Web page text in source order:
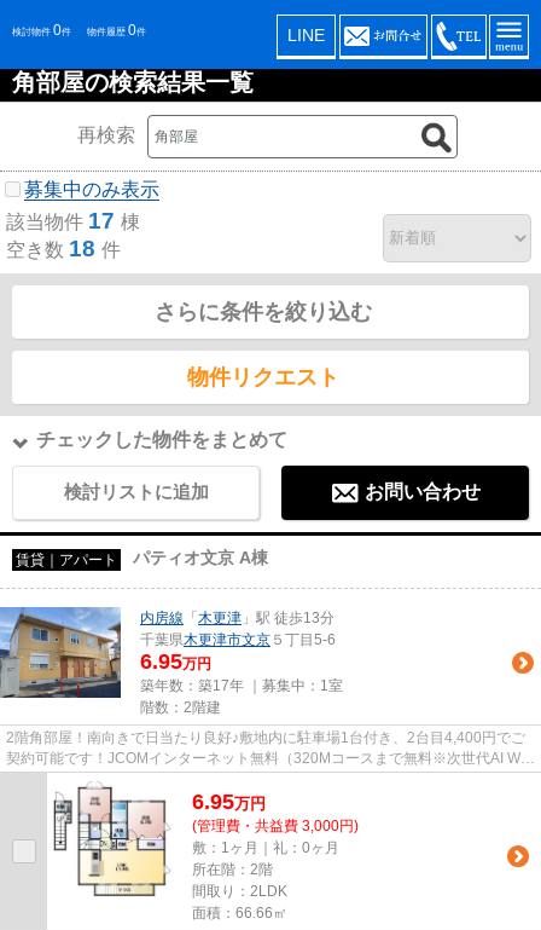
検討物件 0件 物件履歴 0件 LINE
角部屋の検索結果一覧
再検索
募集中のみ表示
該当物件 17 棟
空き数 18 件
さらに条件を絞り込む
物件リクエスト
チェックした物件をまとめて
検討リストに追加 お問い合わせ
賃貸｜アパート パティオ文京 A棟
内房線 「 木更津 」駅 徒歩13分
千葉県木更津市文京 ５丁目5-6
6.95万円
築年数：築17年 ｜募集中： 1室
階数：2階建
2階角部屋！南向きで日当たり良好♪敷地内に駐車場1台付き、2台目4,400円でご
契約可能です！JCOMインターネット無料（320Mコースまで無料※次世代AI Wi-
Fiつき）木更津駅まで徒歩圏内で...
6.95万円
(管理費・共益費 3,000円)
敷：1ヶ月｜礼：0ヶ月
所在階：2階
間取り：2LDK
面積：66.66㎡